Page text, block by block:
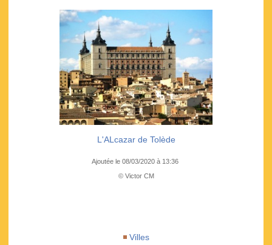
L'ALcazar de Tolède
Ajoutée le 08/03/2020 à 13:36
© Victor CM
Villes